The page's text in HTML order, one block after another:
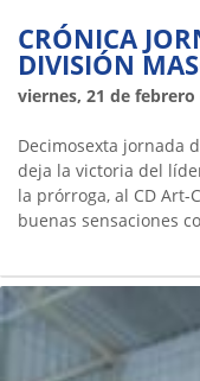
CRÓNICA
DIVISIÓN
viernes, 21 de febrero
Decimosexta jornada
deja la victoria del
la prórroga, al CD
buenas sensaciones